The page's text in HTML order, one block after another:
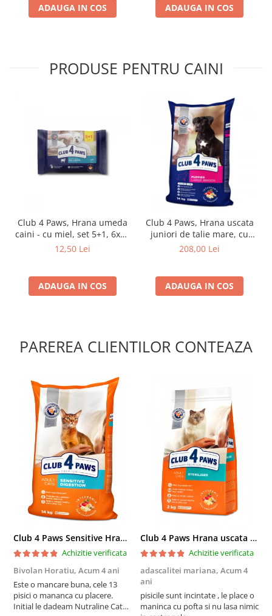
ADAUGA IN COS ADAUGA IN COS
PRODUSE PENTRU CAINI
Club 4 Paws, Hrana umeda
caini - cu miel, set 5+1, 6x80
g
12,50 Lei
ADAUGA IN COS
Club 4 Paws, Hrana uscata
juniori de talie mare, cu
pui, 14kg
208,00 Lei
ADAUGA IN COS
PAREREA CLIENTILOR CONTEAZA
Club 4 Paws Sensitive Hrana uscata pisici adulte, 14kg
Achizitie verificata
Bivolan Horatiu, Acum 4 ani
Este o mancare buna, cele 13
pisici o mananca cu placere.
Initial le dadeam Nutraline Cat
Club 4 Paws Hrana uscata pisici sterilizate, 2kg
Achizitie verificata
adascalitei mariana, Acum 4
ani
pisicile sunt incintate , le place o
maninca cu pofta si nu lasa nimic